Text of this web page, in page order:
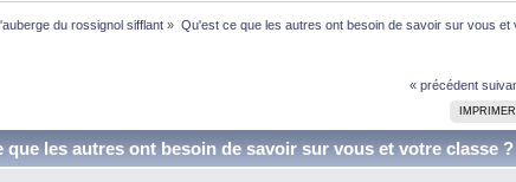
du rossignol sifflant » Qu'est ce que les autres ont besoin de savoir sur vous et
« précédent
IMPRIMER
que les autres ont besoin de savoir sur vous et votre classe ?